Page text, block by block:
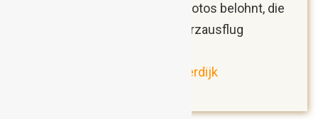
wurden mit Emotionen sowie Fotos belohnt, die
uns noch lange von diesem Kurzausflug
Windmühlen-Romantik in Kinderdijk